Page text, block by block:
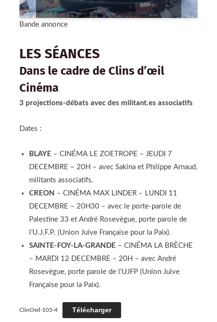
Bande annonce
LES SÉANCES
Dans le cadre de Clins d’œil
Cinéma
3 projections-débats avec des militant.es associatifs
Dates :
BLAYE – CINÉMA LE ZOETROPE – JEUDI 7
DECEMBRE – 20H – avec Sakina et Philippe Arnaud,
militants associatifs.
CREON – CINÉMA MAX LINDER – LUNDI 11
DECEMBRE – 20H30 – avec le porte-parole de
Palestine 33 et André Rosevègue, porte parole de
l’U.J.F.P. (Union Juive Française pour la Paix).
SAINTE-FOY-LA-GRANDE – CINÉMA LA BRÈCHE
– MARDI 12 DECEMBRE – 20H – avec André
Rosevègue, porte parole de l’UJFP (Union Juive
Française pour la Paix).
ClinOeil-103-4 Télécharger